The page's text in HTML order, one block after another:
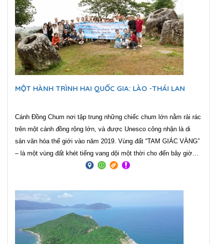
MỘT HÀNH TRÌNH HAI QUỐC GIA: LÀO -THÁI LAN
Cánh Đồng Chum nơi tập trung những chiếc chum lớn nằm rải rác
trên một cánh đồng rộng lớn, và được Unesco công nhận là di
sản văn hóa thế giới vào năm 2019. Vùng đất “TAM GIÁC VÀNG”
– là một vùng đất khét tiếng vang dội một thời cho đến bây giờ
vẫn là địa danh rất được xem là mảnh đất đầy bí ẩn. Tam giác
Nam, trải dài từ tỉnh Mong Hpayak của Myanmar, sang Chiang Rai
của Thái Lan và Phongsaly của Lào.